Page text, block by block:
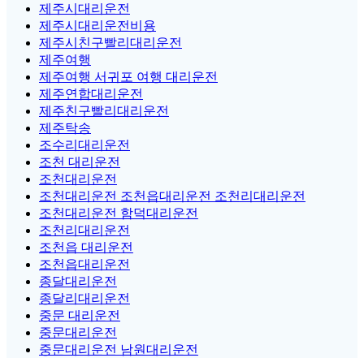
제주시대리운전
제주시대리운전비용
제주시친구빨리대리운전
제주여행
제주여행 서귀포 여행 대리운전
제주연합대리운전
제주친구빨리대리운전
제주탁송
조수리대리운전
조천 대리운전
조천대리운전
조천대리운전 조천읍대리운전 조천리대리운전
조천대리운전 함덕대리운전
조천리대리운전
조천읍 대리운전
조천읍대리운전
종달대리운전
종달리대리운전
중문 대리운전
중문대리운전
중문대리운전 남원대리운전